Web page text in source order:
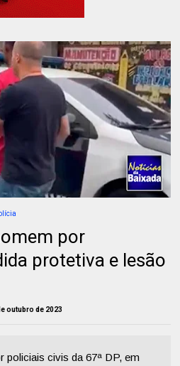
por
protetiva e lesão
outubro de 2023
policiais civis da 67ª DP, em